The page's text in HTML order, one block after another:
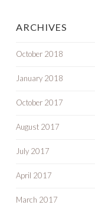
ARCHIVES
October 2018
January 2018
October 2017
August 2017
July 2017
April 2017
March 2017